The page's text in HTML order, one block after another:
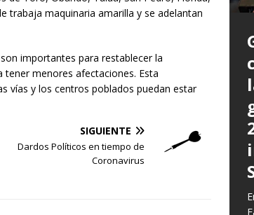
trabaja maquinaria amarilla y se adelantan
importantes para restablecer la
menores afectaciones. Esta
vías y los centros poblados puedan estar
SIGUIENTE
Dardos Políticos en tiempo de
Coronavirus